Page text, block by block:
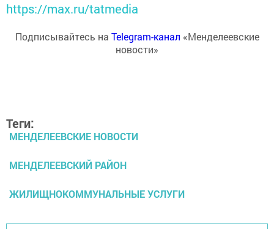
https://max.ru/tatmedia
Подписывайтесь на Telegram-канал «Менделеевские
новости»
Теги:
МЕНДЕЛЕЕВСКИЕ НОВОСТИ
МЕНДЕЛЕЕВСКИЙ РАЙОН
ЖИЛИЩНОКОММУНАЛЬНЫЕ УСЛУГИ